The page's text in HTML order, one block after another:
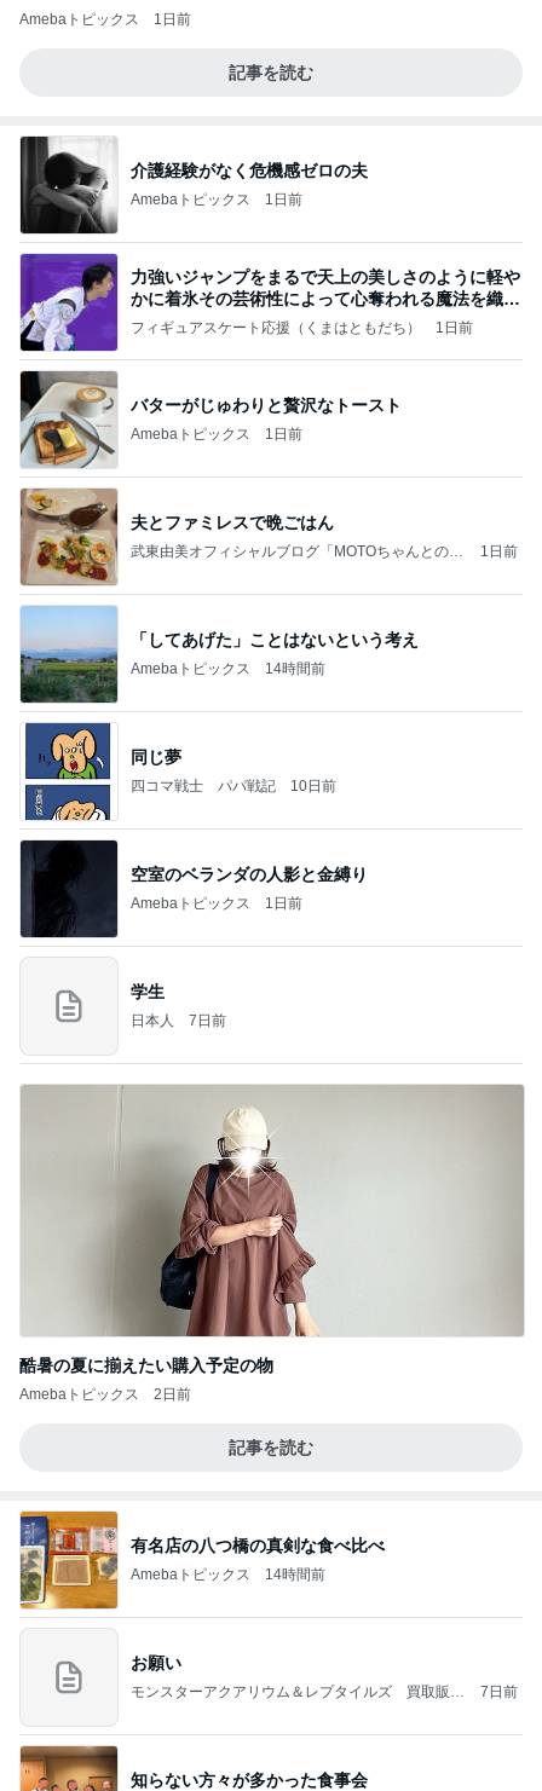
Amebaトピックス 1日前
記事を読む
介護経験がなく危機感ゼロの夫
Amebaトピックス 1日前
力強いジャンプをまるで天上の美しさのように軽や
かに着氷その芸術性によって心奪われる魔法を織り
なす
フィギュアスケート応援（くまはともだち） 1日前
バターがじゅわりと贅沢なトースト
Amebaトピックス 1日前
夫とファミレスで晩ごはん
武東由美オフィシャルブログ「MOTOちゃんとのは
1日前
「してあげた」ことはないという考え
Amebaトピックス 14時間前
同じ夢
四コマ戦士 パパ戦記 10日前
空室のベランダの人影と金縛り
Amebaトピックス 1日前
学生
日本人 7日前
酷暑の夏に揃えたい購入予定の物
Amebaトピックス 2日前
記事を読む
有名店の八つ橋の真剣な食べ比べ
Amebaトピックス 14時間前
お願い
モンスターアクアリウム＆レプタイルズ 買取販売
7日前
知らない方々が多かった食事会